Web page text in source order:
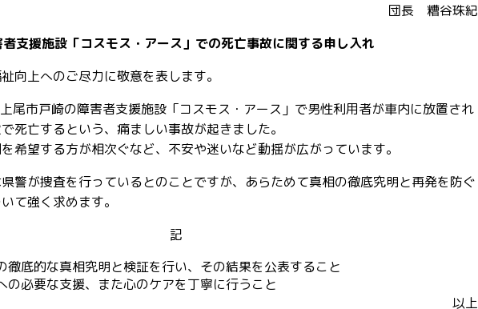
団長 糟谷珠紀
者支援施設「コスモス・アース」での死亡事故に関する申し入れ
向上へのご尽力に敬意を表します。
尾市戸崎の障害者支援施設「コスモス・アース」で男性利用者が車内に放置され
死亡するという、痛ましい事故が起きました。
希望する方が相次ぐなど、不安や迷いなど動揺が広がっています。
警が捜査を行っているとのことですが、あらためて真相の徹底究明と再発を防ぐ
て強く求めます。
記
徹底的な真相究明と検証を行い、その結果を公表すること
の必要な支援、また心のケアを丁寧に行うこと
以上